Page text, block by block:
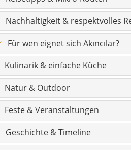
Hidden Gems rund um Akıncılar
Legenden aus Akıncılar
Sagen & mündliche Erzählungen
Klima & beste Reisezeit
Wandertouren & Naturpfade
Barrierefreiheit / Komfort
Infos für Reisende mit